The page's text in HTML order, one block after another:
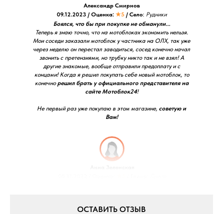
Боялся, что бы при покупке не обманули...
Теперь я знаю точно, что на мотоблоках экономить нельзя.
Мои соседи заказали мотоблок у частника на ОЛХ, так уже
через неделю он перестал заводиться, сосед конечно начал
звонить с претензиями, но трубку никто так и не взял! А
другие знакомые, вообще отправили предоплату и с
концами! Когда я решил покупать себе новый мотоблок, то
конечнорешил брать у официального представителя на
сайте Мотоблок24!
Не первый раз уже покупаю в этом магазине, советую и
Вам!
Александр Смирнов
09.12.2023 / Оценка: ★5 / Село: Рудники
ОСТАВИТЬ ОТЗЫВ